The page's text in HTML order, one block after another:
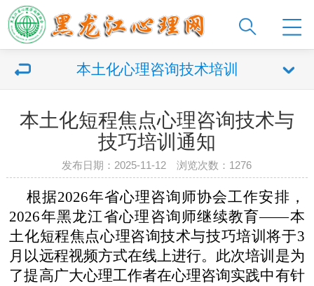
本土化心理咨询技术培训
本土化短程焦点心理咨询技术与
技巧培训通知
发布日期：2025-11-12 浏览次数：1276
根据2026年省心理咨询师协会工作安排，
2026年黑龙江省心理咨询师继续教育——本
土化短程焦点心理咨询技术与技巧培训将于3
月以远程视频方式在线上进行。此次培训是为
了提高广大心理工作者在心理咨询实践中有针